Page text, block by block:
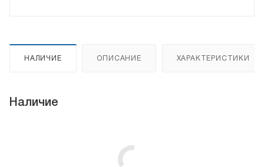
НАЛИЧИЕ ОПИСАНИЕ ХАРАКТЕРИСТИКИ
Наличие